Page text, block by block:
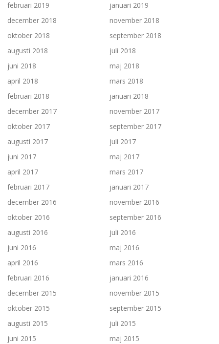
februari 2019
januari 2019
december 2018
november 2018
oktober 2018
september 2018
augusti 2018
juli 2018
juni 2018
maj 2018
april 2018
mars 2018
februari 2018
januari 2018
december 2017
november 2017
oktober 2017
september 2017
augusti 2017
juli 2017
juni 2017
maj 2017
april 2017
mars 2017
februari 2017
januari 2017
december 2016
november 2016
oktober 2016
september 2016
augusti 2016
juli 2016
juni 2016
maj 2016
april 2016
mars 2016
februari 2016
januari 2016
december 2015
november 2015
oktober 2015
september 2015
augusti 2015
juli 2015
juni 2015
maj 2015